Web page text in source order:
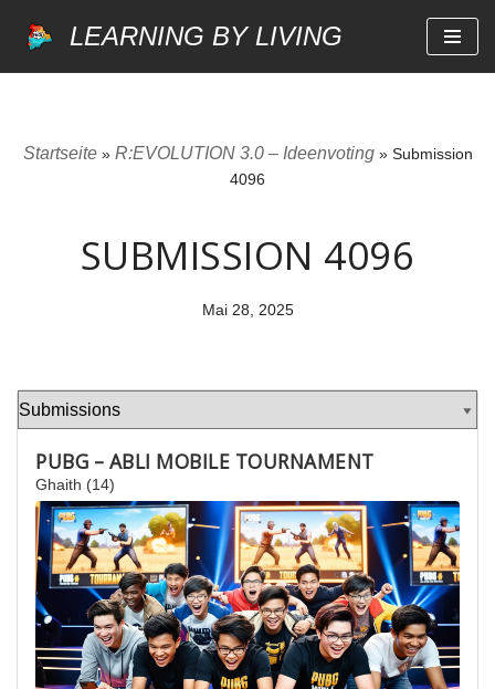
LEARNING BY LIVING
Startseite» R:EVOLUTION 3.0 – Ideenvoting» Submission
4096
SUBMISSION 4096
Mai 28, 2025
PUBG – ABLI MOBILE TOURNAMENT
Ghaith (14)